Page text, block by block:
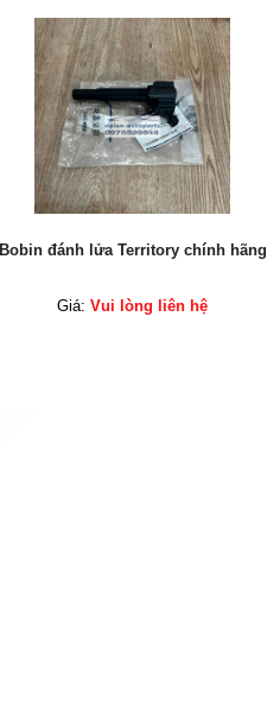
Bobin đánh lửa Territory chính hãng
Giá:Vui lòng liên hệ